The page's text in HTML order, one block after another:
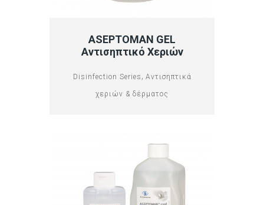
ASEPTOMAN GEL
Αντισηπτικό Χεριών
Disinfection Series , Αντισηπτικά
χεριών & δέρματος